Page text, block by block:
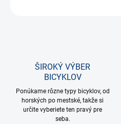
ŠIROKÝ VÝBER
BICYKLOV
Ponúkame rôzne typy bicyklov, od
horských po mestské, takže si
určite vyberiete ten pravý pre
seba.